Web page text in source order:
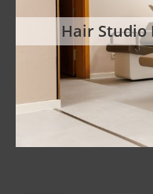
Hair Studio